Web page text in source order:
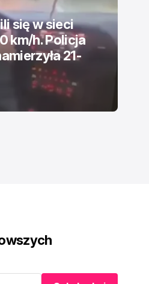
się w sieci
km/h. Policja
21-